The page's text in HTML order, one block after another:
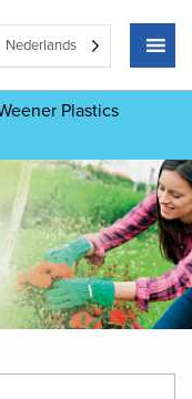
Nederlands
Plastics